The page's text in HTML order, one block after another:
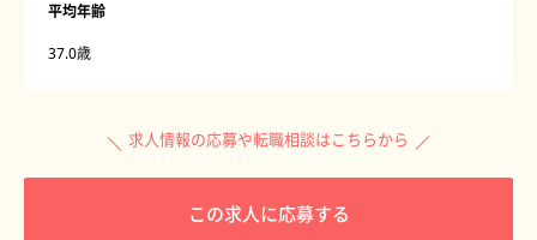
平均年齢
37.0歳
求人情報の応募や転職相談はこちらから
この求人に応募する